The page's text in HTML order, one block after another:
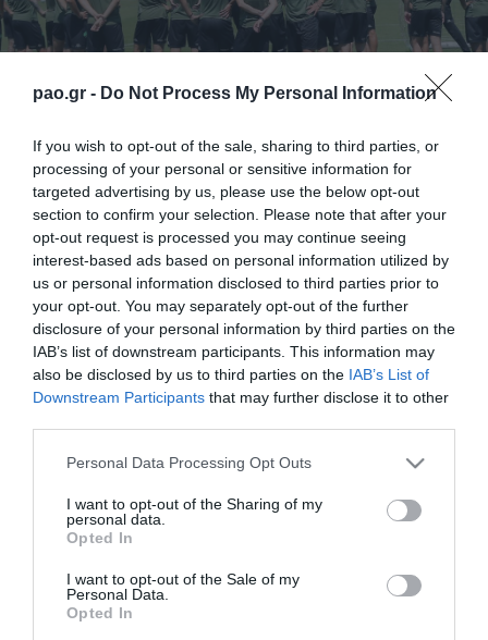
pao.gr - Do Not Process My Personal Information
If you wish to opt-out of the sale, sharing to third parties, or
processing of your personal or sensitive information for
targeted advertising by us, please use the below opt-out
section to confirm your selection. Please note that after your
opt-out request is processed you may continue seeing
interest-based ads based on personal information utilized by
us or personal information disclosed to third parties prior to
your opt-out. You may separately opt-out of the further
disclosure of your personal information by third parties on the
IAB’s list of downstream participants. This information may
also be disclosed by us to third parties on the IAB’s List of
Downstream Participants that may further disclose it to other
Please note that this website/app uses one or more Google
not limited to your visit or usage behaviour. You may click to
grant or deny consent to Google and its third-party tags to
use your data for below specified purposes in below Google
consent section.
Personal Data Processing Opt Outs
I want to opt-out of the Sharing of my
personal data.
Opted In
I want to opt-out of the Sale of my
Personal Data.
Opted In
Η πρώτη προπόνηση της εβδομάδας είχε χαμόγελα,
μια και για πρώτη φορά δεν έλειπε κανείς, μετά την
επιστροφή του Σένκεφελντ, ο οποίος ξεπέρασε τις
ενοχλήσεις στο γόνατο και την ενσωμάτωση του
Κόναν για πρώτη φορά έπειτα από την επανέναρξη
των προπονήσεων.
Οι Πράσινοι ξεκίνησαν με προθέρμανση, συνέχισαν
παιχνίδι τακτικής. Το πρόγραμμα δεν ολοκλήρωσαν
δέχθηκε ένα χτύπημα στην ποδοκνημική ενώ ο
δύο αντιμετωπίζει ιδιαίτερο πρόβλημα.